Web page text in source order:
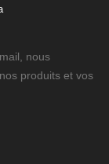
nous
produits et vos